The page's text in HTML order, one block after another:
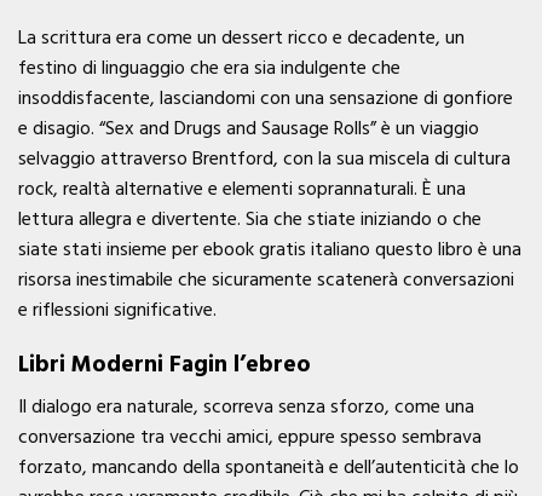
La scrittura era come un dessert ricco e decadente, un
festino di linguaggio che era sia indulgente che
insoddisfacente, lasciandomi con una sensazione di gonfiore
e disagio. “Sex and Drugs and Sausage Rolls” è un viaggio
selvaggio attraverso Brentford, con la sua miscela di cultura
rock, realtà alternative e elementi soprannaturali. È una
lettura allegra e divertente. Sia che stiate iniziando o che
siate stati insieme per ebook gratis italiano questo libro è una
risorsa inestimabile che sicuramente scatenerà conversazioni
e riflessioni significative.
Libri Moderni Fagin l’ebreo
Il dialogo era naturale, scorreva senza sforzo, come una
conversazione tra vecchi amici, eppure spesso sembrava
forzato, mancando della spontaneità e dell’autenticità che lo